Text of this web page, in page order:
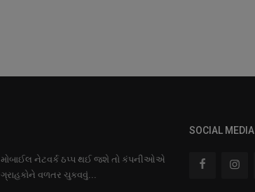
મોબાઈલ નેટવર્ક ઠપ્પ થઈ જશે તો કંપનીઓએ
ગ્રાહકોને વળતર ચુકવવું...
SOCIAL MEDIA